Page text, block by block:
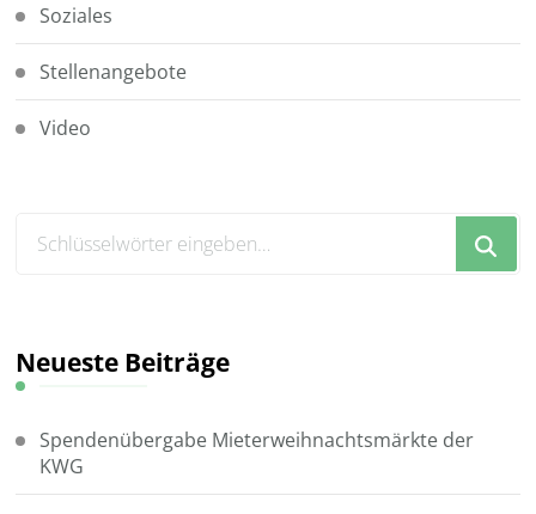
Soziales
Stellenangebote
Video
du
Neueste Beiträge
Spendenübergabe Mieterweihnachtsmärkte der
KWG